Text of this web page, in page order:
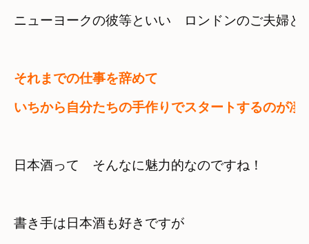
それまでの仕事を辞めて
いちから自分たちの手作りでスタートするのが凄
日本酒って　そんなに魅力的なのですね！
書き手は日本酒も好きですが